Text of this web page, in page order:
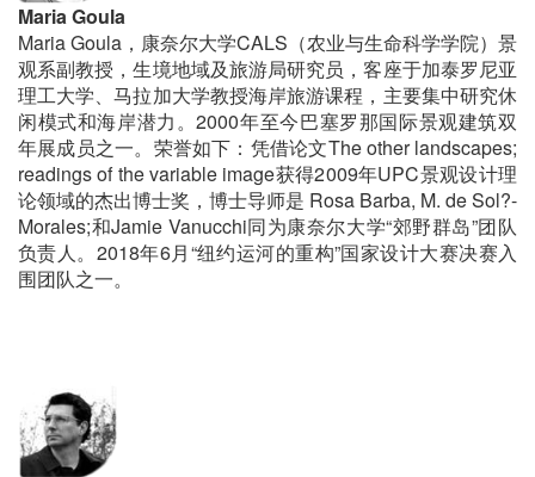
Maria Goula
Maria Goula，康奈尔大学CALS（农业与生命科学学院）景
观系副教授，生境地域及旅游局研究员，客座于加泰罗尼亚
理工大学、马拉加大学教授海岸旅游课程，主要集中研究休
闲模式和海岸潜力。2000年至今巴塞罗那国际景观建筑双
年展成员之一。荣誉如下：凭借论文The other landscapes;
readings of the variable image获得2009年UPC景观设计理
论领域的杰出博士奖，博士导师是 Rosa Barba, M. de Sol?-
Morales;和Jamie Vanucchi同为康奈尔大学“郊野群岛”团队
负责人。2018年6月“纽约运河的重构”国家设计大赛决赛入
围团队之一。